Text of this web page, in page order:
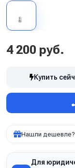
4 200 руб.
Купить
Нашли дешевле?
Для